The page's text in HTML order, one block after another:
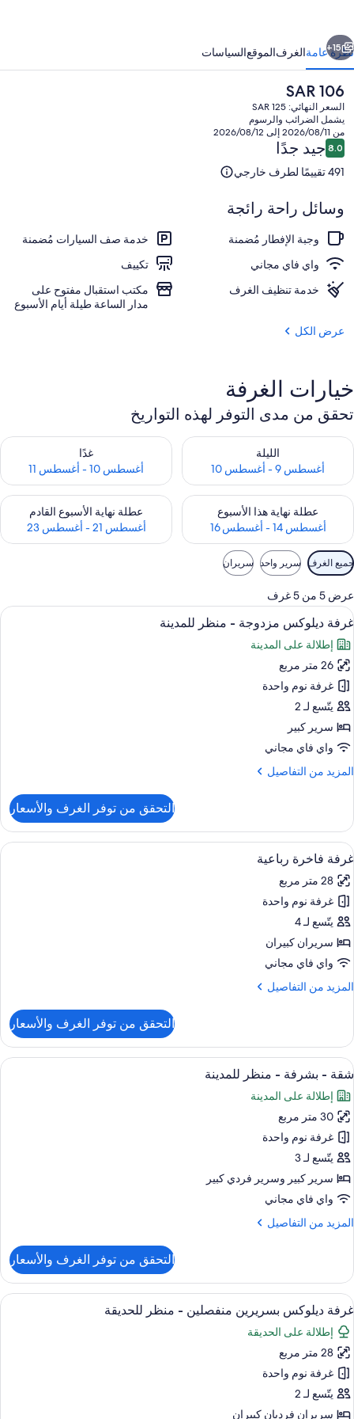
ماسي
التالي
15+
نظرة عامةالغرفالموقعالسياسات
السعر
الحالي
هو
SAR
106
SAR 106
السعر النهائي: SAR 125
يشمل الضرائب والرسوم
من 2026/08/11 إلى 2026/08/12
التقييمات
8.08.0 من 10جيد جدًا
491 تقييمًا لطرف خارجي
وسائل راحة رائجة
وجبة الإفطار مُضمنة
خدمة صف السيارات مُضمنة
واي فاي مجاني
تكييف
خدمة تنظيف الغرف
مكتب استقبال مفتوح على
مدار الساعة طيلة أيام الأسبوع
عرض الكل
خيارات الغرفة
تحقق من مدى التوفر لهذه التواريخ
الليلة
أغسطس 9 - أغسطس 10
تحقق من مدى التوفر لليلة للفترة أغسطس 9 - أغسطس 10
غدًا
أغسطس 10 - أغسطس 11
تحقق من مدى التوفر لغد للفترة أغسطس
عطلة نهاية هذا الأسبوع
أغسطس 14 - أغسطس 16
تحقق من مدى التوفر لعطلة نهاية هذا الأسبوع للفترة أغسطس 14 - أغسطس 16
عطلة نهاية الأسبوع القادم
أغسطس 21 - أغسطس 23
تحقق من مدى التوفر لعطلة نهاية
عوامل
التصفية
المتاحة
للغرف
جميع الغرف سرير واحد سريران
عرض 5 من 5 غرف
استعراض
جميع
صور
غرفة
ديلوكس
مزدوجة
-
منظر
للمدينة
3
غرفة ديلوكس مزدوجة - منظر للمدينة
إطلالة على المدينة
26 متر مربع
غرفة نوم واحدة
يتّسع لـ 2
سرير كبير
واي فاي مجاني
المزيد من التفاصيل
المزيد
غرفة
ديلوكس
مزدوجة
منظر
للمدينة
التحقق من توفر الغرف والأسعار
استعراض
جميع
صور
غرفة
فاخرة
رباعية
3
غرفة فاخرة رباعية
28 متر مربع
غرفة نوم واحدة
يتّسع لـ 4
سريران كبيران
واي فاي مجاني
المزيد من التفاصيل
المزيد
غرفة
فاخرة
رباعية
التحقق من توفر الغرف والأسعار
استعراض
جميع
صور
شقة
-
بشرفة
-
منظر
للمدينة
3
شقة - بشرفة - منظر للمدينة
إطلالة على المدينة
30 متر مربع
غرفة نوم واحدة
يتّسع لـ 3
سرير كبير‫‬ وسرير فردي كبير
واي فاي مجاني
المزيد من التفاصيل
المزيد
شقة
بشرفة
منظر
للمدينة
التحقق من توفر الغرف والأسعار
استعراض
جميع
صور
غرفة
ديلوكس
بسريرين
منفصلين
3
غرفة ديلوكس بسريرين منفصلين - منظر للحديقة
إطلالة على الحديقة
28 متر مربع
غرفة نوم واحدة
يتّسع لـ 2
سريران فرديان كبيران